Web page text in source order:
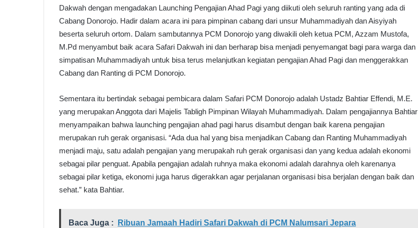
Dakwah dengan mengadakan Launching Pengajian Ahad Pagi yang diikuti oleh seluruh ranting yang ada di
Cabang Donorojo. Hadir dalam acara ini para pimpinan cabang dari unsur Muhammadiyah dan Aisyiyah
beserta seluruh ortom. Dalam sambutannya PCM Donorojo yang diwakili oleh ketua PCM, Azzam Mustofa,
M.Pd menyambut baik acara Safari Dakwah ini dan berharap bisa menjadi penyemangat bagi para warga dan
simpatisan Muhammadiyah untuk bisa terus melanjutkan kegiatan pengajian Ahad Pagi dan menggerakkan
Cabang dan Ranting di PCM Donorojo.
Sementara itu bertindak sebagai pembicara dalam Safari PCM Donorojo adalah Ustadz Bahtiar Effendi, M.E.
yang merupakan Anggota dari Majelis Tabligh Pimpinan Wilayah Muhammadiyah. Dalam pengajiannya Bahtiar
menyampaikan bahwa launching pengajian ahad pagi harus disambut dengan baik karena pengajian
merupakan ruh gerak organisasi. “Ada dua hal yang bisa menjadikan Cabang dan Ranting Muhammadiyah
menjadi maju, satu adalah pengajian yang merupakah ruh gerak organisasi dan yang kedua adalah ekonomi
sebagai pilar penguat. Apabila pengajian adalah ruhnya maka ekonomi adalah darahnya oleh karenanya
sebagai pilar ketiga, ekonomi juga harus digerakkan agar perjalanan organisasi bisa berjalan dengan baik dan
sehat.” kata Bahtiar.
Baca Juga : Ribuan Jamaah Hadiri Safari Dakwah di PCM Nalumsari Jepara